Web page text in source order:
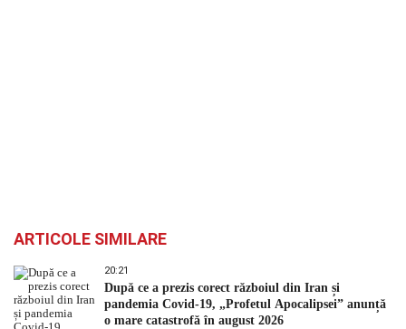
ARTICOLE SIMILARE
20:21
După ce a prezis corect războiul din Iran și
pandemia Covid-19, „Profetul Apocalipsei” anunță
o mare catastrofă în august 2026